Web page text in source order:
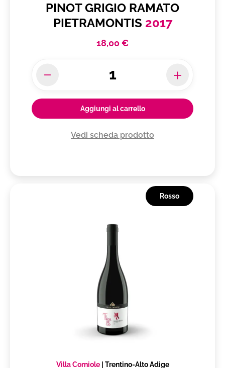
PINOT GRIGIO RAMATO
PIETRAMONTIS 2017
18,00 €
Aggiungi al carrello
Vedi scheda prodotto
Rosso
Villa Corniole| Trentino-Alto Adige